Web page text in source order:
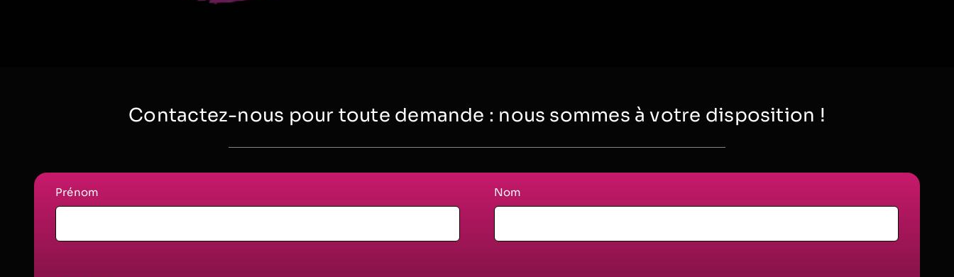
Contactez-nous pour toute demande : nous sommes à votre disposition !
Prénom Nom